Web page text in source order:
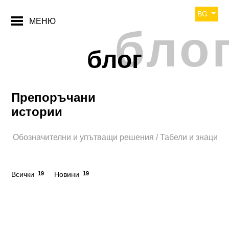
МЕНЮ
BG
блог
Препоръчани
истории
Обозначителни и упътващи решения / Табели и знаци
Всички 19 Новини 19